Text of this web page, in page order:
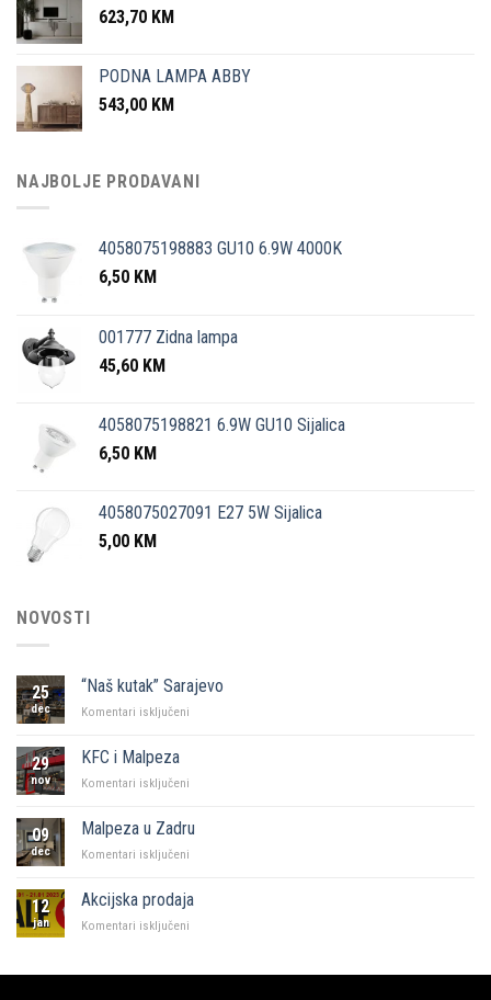
623,70 KM
PODNA LAMPA ABBY
543,00 KM
NAJBOLJE PRODAVANI
4058075198883 GU10 6.9W 4000K
6,50 KM
001777 Zidna lampa
45,60 KM
4058075198821 6.9W GU10 Sijalica
6,50 KM
4058075027091 E27 5W Sijalica
5,00 KM
NOVOSTI
25
dec
“Naš kutak” Sarajevo
Komentari isključeni
29
nov
KFC i Malpeza
Komentari isključeni
Malpeza
09
dec
Malpeza u Zadru
Komentari isključeni
Zadru
12
jan
Akcijska prodaja
Komentari isključeni